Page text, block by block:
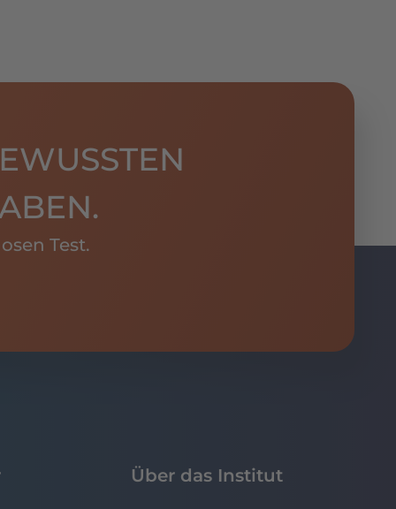
Test.
Über das Institut